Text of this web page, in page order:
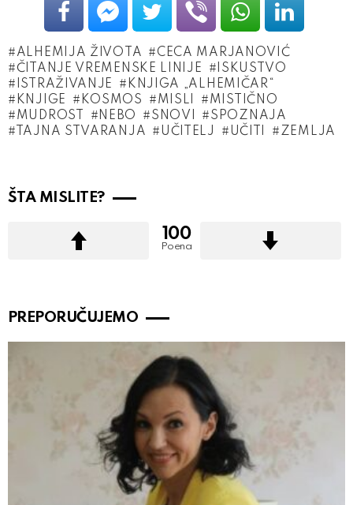
ALHEMIJA ŽIVOTA
CECA MARJANOVIĆ
ČITANJE VREMENSKE LINIJE
ISKUSTVO
ISTRAŽIVANJE
KNJIGA „ALHEMIČAR“
KNJIGE
KOSMOS MISLI
MISTIČNO
MUDROST
NEBO SNOVI
SPOZNAJA
TAJNA STVARANJA
UČITELJ UČITI ZEMLJA
ŠTA MISLITE?
100
Poena
PREPORUČUJEMO